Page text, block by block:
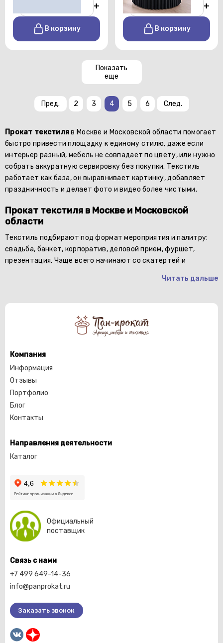
+
В корзину
- +
В корзину
Показать
еще
Пред. 2 3 4 5 6 След.
Прокат текстиляв Москве и Московской области помогает
быстро привести площадку к единому стилю, даже если
интерьер разный, мебель не совпадает по цвету, или нужно
собрать аккуратную сервировку без покупки. Текстиль
работает как база, он выравнивает картинку, добавляет
праздничность и делает фото и видео более чистыми.
Прокат текстиля в Москве и Московской
области
Текстиль подбирают под формат мероприятия и палитру:
свадьба, банкет, корпоратив, деловой прием, фуршет,
презентация. Чаще всего начинают со скатертей и
Читать дальше
Компания
Информация
Отзывы
Портфолио
Блог
Контакты
Направления деятельности
Каталог
Официальный
поставщик
Связь с нами
+7 499 649-14-36
info@panprokat.ru
Заказать звонок